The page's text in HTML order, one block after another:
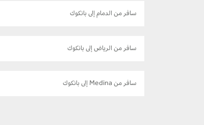
سافر من الدمام إلى بانكوك
سافر من الرياض إلى بانكوك
سافر من Medina إلى بانكوك